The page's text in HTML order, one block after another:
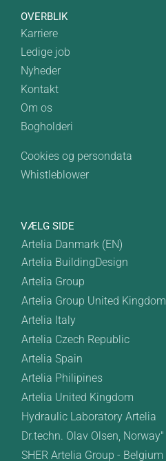
OVERBLIK
Karriere
Ledige job
Nyheder
Kontakt
Om os
Bogholderi
Cookies og persondata
Whistleblower
VÆLG SIDE
Artelia Danmark (EN)
Artelia BuildingDesign
Artelia Group
Artelia Group United Kingdom
Artelia Italy
Artelia Czech Republic
Artelia Spain
Artelia Philipines
Artelia United Kingdom
Hydraulic Laboratory Artelia
Dr.techn. Olav Olsen, Norway"
SHER Artelia Group - Belgium